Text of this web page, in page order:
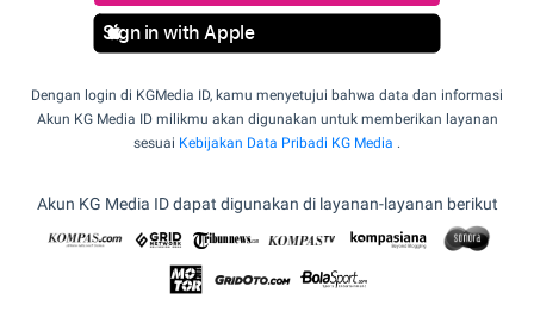
Sign in with Apple
Dengan login di KGMedia ID, kamu menyetujui bahwa data dan informasi
Akun KG Media ID milikmu akan digunakan untuk memberikan layanan
sesuai Kebijakan Data Pribadi KG Media .
Akun KG Media ID dapat digunakan di layanan-layanan berikut